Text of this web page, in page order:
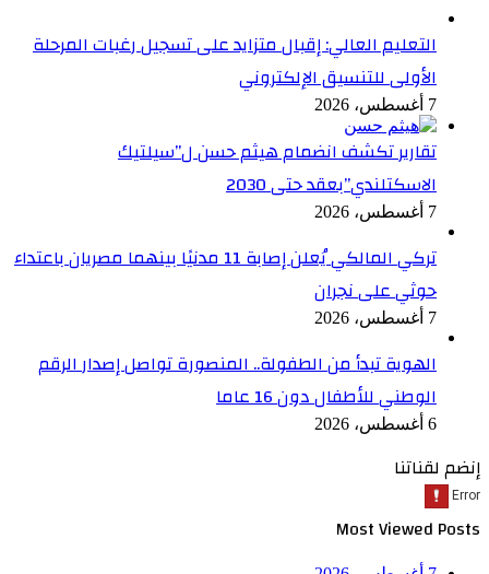
التعليم العالي: إقبال متزايد على تسجيل رغبات المرحلة
الأولى للتنسيق الإلكتروني
7 أغسطس، 2026
تقارير تكشف انضمام هيثم حسن ل”سيلتيك
الاسكتلندي”بعقد حتى 2030
7 أغسطس، 2026
تركي المالكي يُعلن إصابة 11 مدنيًا بينهما مصريان باعتداء
حوثي على نجران
7 أغسطس، 2026
الهوية تبدأ من الطفولة.. المنصورة تواصل إصدار الرقم
الوطني للأطفال دون 16 عاما
6 أغسطس، 2026
إنضم لقناتنا
Most Viewed Posts